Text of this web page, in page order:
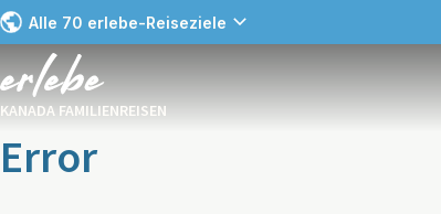
Alle 70 erlebe-Reiseziele
KANADA FAMILIENREISEN
Error